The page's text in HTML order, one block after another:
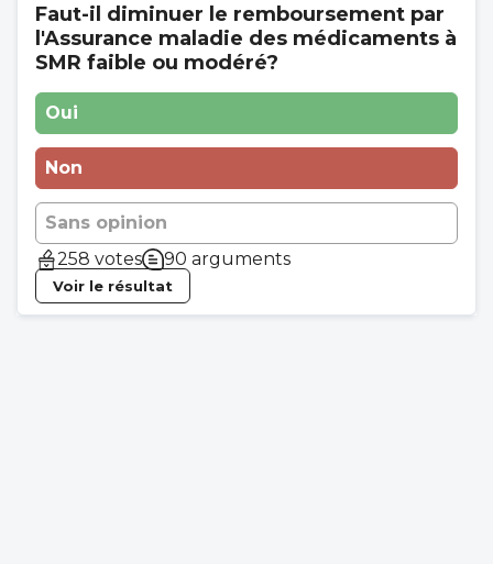
Faut-il diminuer le remboursement par
l'Assurance maladie des médicaments à
SMR faible ou modéré?
Oui
Non
Sans opinion
258 votes
90 arguments
Voir le résultat